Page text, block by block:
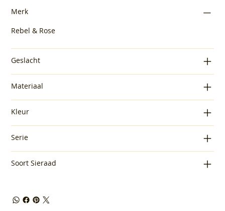
Merk
Rebel & Rose
Geslacht
Materiaal
Kleur
Serie
Soort Sieraad